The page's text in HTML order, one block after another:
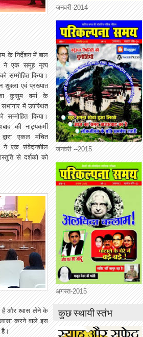
के निर्देशन में बाल
ने एक समूह नृत्य
सम्मोहित किया।
शुक्ला एवं प्रख्यात
कुसुम वर्मा के
में उपस्थित
किया।
की नाट्यकर्मी
द्वारा एकल मंचित
ने एक संवेदनशील
से दर्शको को
हैं और श्वास लेने के
करने वाले इस
है।
जनवरी-2014
जनवरी --2015
अगस्त-2015
कुछ स्थायी स्तंभ